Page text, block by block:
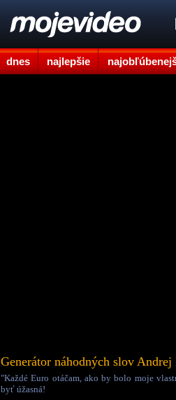
dnes najlepšie
Generátor náhodných slov Andrej
"Každé Euro otáčam, ako by bolo moje
byť úžasná!